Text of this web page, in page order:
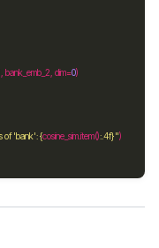
bank_emb_2, dim=0
of 'bank': {cosine_simitem():.4f}"